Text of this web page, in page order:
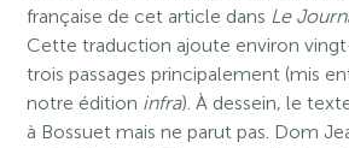
française de cet article dans Le
Cette traduction ajoute environ
trois passages principalement (mis
notre édition infra). À dessein, le
à Bossuet mais ne parut pas. Dom